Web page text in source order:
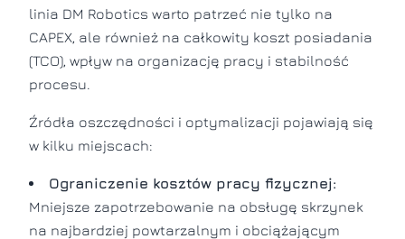
linia DM Robotics warto patrzeć nie tylko na
CAPEX, ale również na całkowity koszt posiadania
(TCO), wpływ na organizację pracy i stabilność
procesu.
Źródła oszczędności i optymalizacji pojawiają się
w kilku miejscach:
Ograniczenie kosztów pracy fizycznej:
Mniejsze zapotrzebowanie na obsługę skrzynek
na najbardziej powtarzalnym i obciążającym